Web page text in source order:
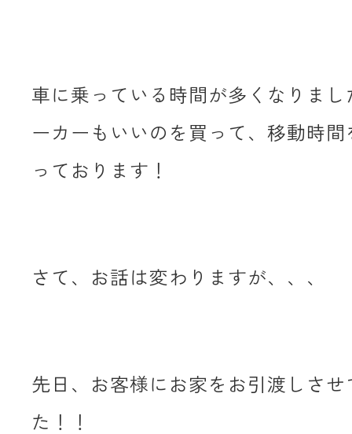
車に乗っている時間が多くなりま
ーカーもいいのを買って、移動時
っております！
さて、お話は変わりますが、、、
先日、お客様にお家をお引渡しさ
た！！